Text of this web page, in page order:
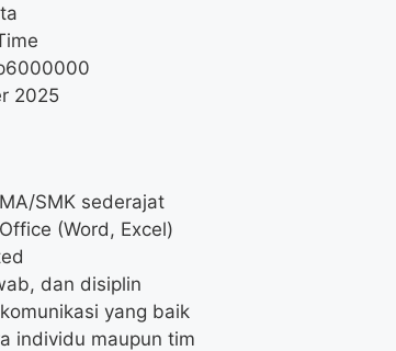
6000000
2025
SMK sederajat
(Word, Excel)
dan disiplin
yang baik
individu maupun tim